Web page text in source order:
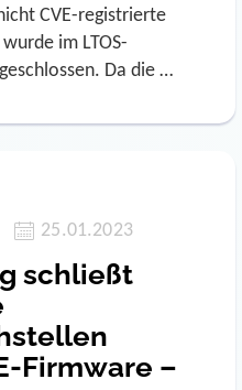
CVE-registrierte
im LTOS-
Da die …
25.01.2023
schließt
Firmware –